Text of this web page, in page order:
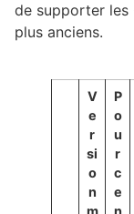
de supporter les
plus anciens.
V
e
r
si
o
n
m
P
o
u
r
c
e
n